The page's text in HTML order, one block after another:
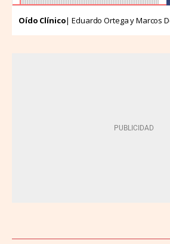
Oído Clínico| Eduardo Ortega y Marcos